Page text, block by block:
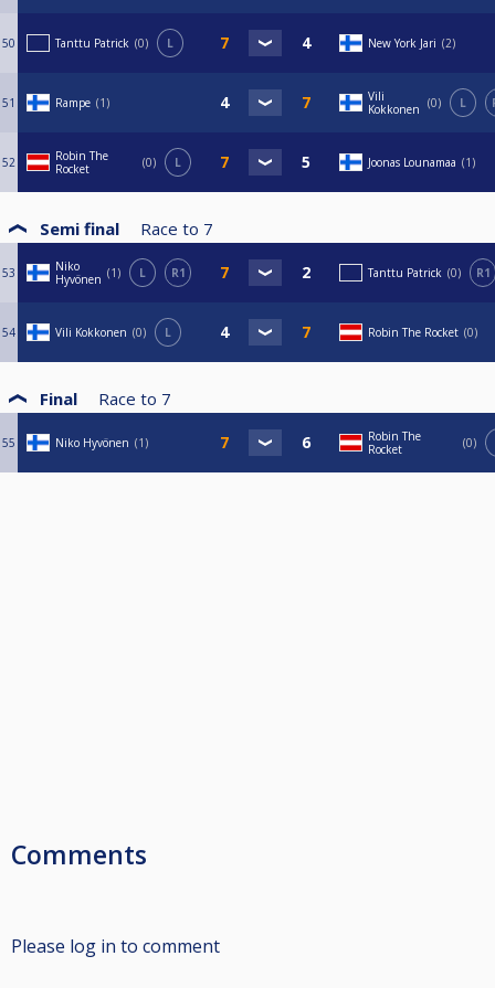
50 Tanttu Patrick 0 L New York Jari 2
51 Rampe 1
Vili
Kokkonen
0 L
52
Robin The
Rocket
0 L Joonas Lounamaa 1
Semi final Race to 7
53
Niko
Hyvönen
1 L R1 Tanttu Patrick 0 R1
54 Vili Kokkonen 0 L Robin The Rocket 0
Final Race to 7
55 Niko Hyvönen 1
Robin The
Rocket
0
Comments
Please log in to comment